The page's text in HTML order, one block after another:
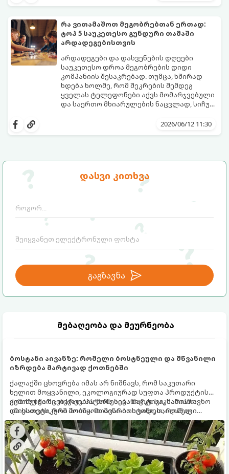
დასვი კითხვა
გაგზავნა
მებაღეობა და მეურნეობა
ბოსტანი აივანზე: რომელი ბოსტნეული და მწვანილი
იზრდება მარტივად ქოთნებში
ქალაქში ცხოვრება იმას არ ნიშნავს, რომ საკუთარი
ხელით მოყვანილი, ეკოლოგიურად სუფთა პროდუქტის
გემოზე უარი თქვათ. პატარა აივანიც კი საკმარისია
იმისათვის, რომ მოიწყოთ მინი-ბოსტანი, საიდანაც
ყოველდღიურად ახალ, არომატულ მწვანილსა და
ბოსტნეულს მოკრეფთ.
ქოთნებში მცენარეების მოშენება მარტივი, სასიამოვნო
და ესთეტიკური ჰობია. მთავარია იცოდეთ, რომელი
კულტურები ეგუებიან ქოთნის პირობებს ყველაზე კარგად
და როგორ მოუაროთ მათ სწორად.
ჯანსაღი რუტინა დასვენების დღეებშიც
აუცილებელია.
დაგეხმარებათ. აქ ყველა ასაკისა და
ინტერესის მქონე ბავშვისთვის მოიძებნება
იდეალური გასართობი საშუალება.
რა ვითამაშოთ მეგობრებთან ერთად:
ტოპ 5 საუკეთესო გუნდური თამაში
არდადეგებისთვის
არდადეგები და დასვენების დღეები
საუკეთესო დროა მეგობრების დიდი
კომპანიის შესაკრებად. თუმცა, ხშირად
ხდება ხოლმე, რომ შეკრების შემდეგ
ყველას ტელეფონები აქვს მომარჯვებული
და საერთო მხიარულების ნაცვლად, სიჩუმე
დასაღწევად და ნამდვილი, ცოცხალი
იუმორით სავსე აქტივობები მეგობრებს
თქვენს არდადეგებს ნამდვილ
2026/06/12 11:30